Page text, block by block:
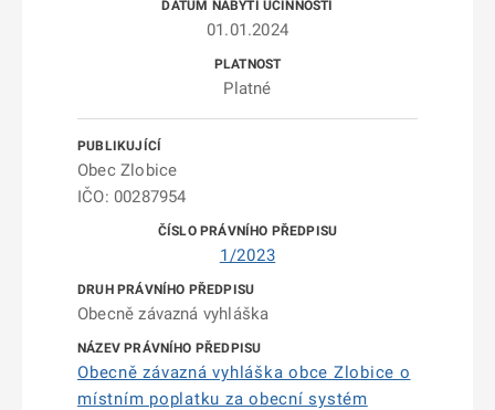
01.01.2024
Platné
Obec Zlobice
IČO: 00287954
1/2023
Obecně závazná vyhláška
Obecně závazná vyhláška obce Zlobice o
místním poplatku za obecní systém